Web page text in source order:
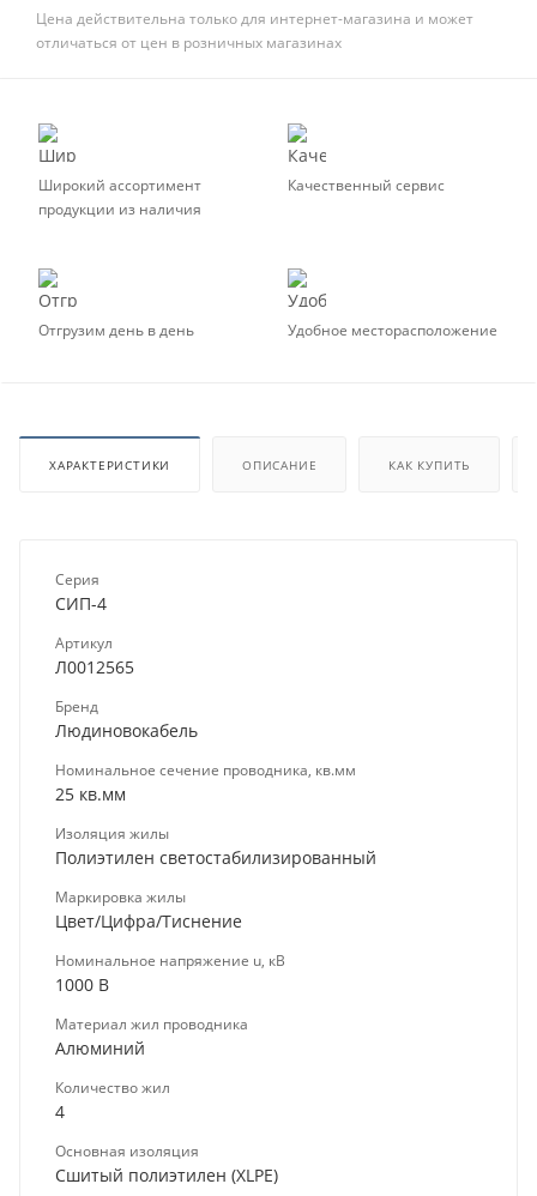
Цена действительна только для интернет-магазина и может
отличаться от цен в розничных магазинах
Широкий ассортимент
продукции из наличия
Качественный сервис
Отгрузим день в день Удобное месторасположение
ХАРАКТЕРИСТИКИ ОПИСАНИЕ КАК КУПИТЬ
Серия
СИП-4
Артикул
Л0012565
Бренд
Людиновокабель
Номинальное сечение проводника, кв.мм
25 кв.мм
Изоляция жилы
Полиэтилен светостабилизированный
Маркировка жилы
Цвет/Цифра/Тиснение
Номинальное напряжение u, кВ
1000 В
Материал жил проводника
Алюминий
Количество жил
4
Основная изоляция
Сшитый полиэтилен (XLPE)